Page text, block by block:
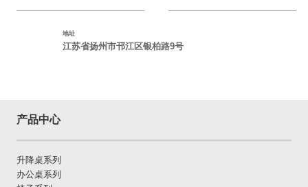
地址
江苏省扬州市邗江区银柏路9号
产品中心
升降桌系列
办公桌系列